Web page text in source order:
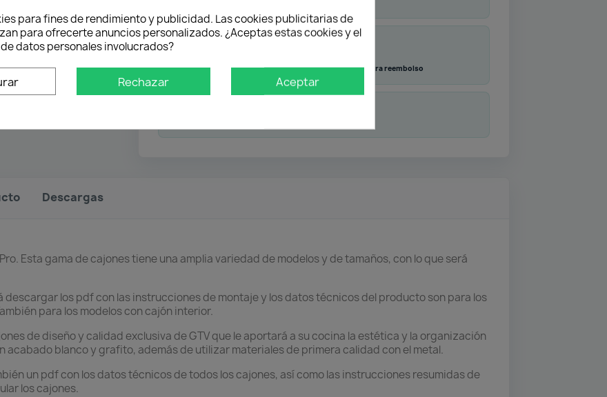
Pago flexible
TransferenciaContra reembolso
Descargas
Esta gama de cajones tiene una amplia variedad de modelos y de tamaños, con lo que será
descargar los pdf con las instrucciones de montaje y los datos técnicos del producto son para los
para los modelos con cajón interior.
de diseño y calidad exclusiva de GTV que le aportará a su cocina la estética y la organización
acabado blanco y grafito, además de utilizar materiales de primera calidad con el metal.
un pdf con los datos técnicos de todos los cajones, así como las instrucciones resumidas de
los cajones.
para fines de rendimiento y publicidad. Las cookies publicitarias de
para ofrecerte anuncios personalizados. ¿Aceptas estas cookies y el
datos personales involucrados?
Rechazar Aceptar